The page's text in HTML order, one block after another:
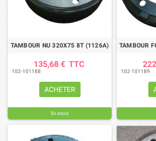
TAMBOUR NU 320X75 8T (1126A)
135,68 € TTC
102-101188
ACHETER
En stock
102-101189